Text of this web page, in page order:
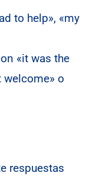
to help», «my
«it was the
welcome» o
respuestas